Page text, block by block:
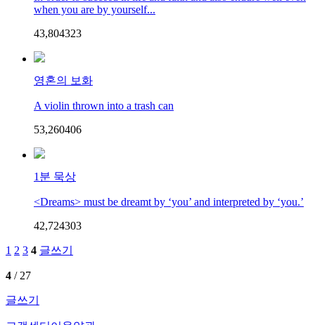
when you are by yourself...
43,804323
영혼의 보화
A violin thrown into a trash can
53,260406
1분 묵상
<Dreams> must be dreamt by ‘you’ and interpreted by ‘you.’
42,724303
1 2 3 4 글쓰기
4 / 27
글쓰기